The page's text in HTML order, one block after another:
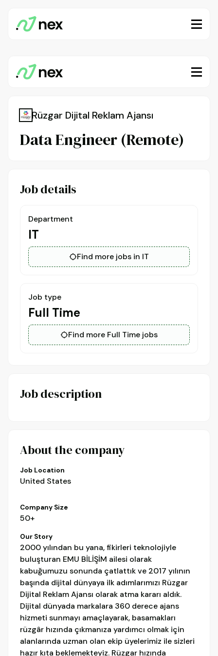
Rüzgar Dijital Reklam Ajansı
Data Engineer (Remote)
Job details
Department
IT
Find more jobs in IT
Job type
Full Time
Find more Full Time jobs
Job description
About the company
Job Location
United States
Company Size
50+
Our Story
2000 yılından bu yana, fikirleri teknolojiyle
buluşturan EMU BİLİŞİM ailesi olarak
kabuğumuzu sonunda çatlattık ve 2017 yılının
başında dijital dünyaya ilk adımlarımızı Rüzgar
Dijital Reklam Ajansı olarak atma kararı aldık.
Dijital dünyada markalara 360 derece ajans
hizmeti sunmayı amaçlayarak, basamakları
rüzgâr hızında çıkmanıza yardımcı olmak için
alanlarında uzman olan ekip üyelerimiz ile sizleri
hazır kıta beklemekteyiz. Rüzgar hızında